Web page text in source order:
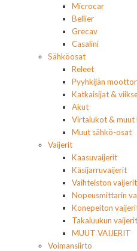
Microcar
Bellier
Grecav
Casalini
Sähköosat
Releet
Pyyhkijän
Katkaisijat &
Akut
Virtalukot & muut
Muut sähkö-osat
Vaijerit
Kaasuvaijerit
Käsijarruvaijerit
Vaihteiston vaijerit
Nopeusmittarin
Konepeiton
Takaluukun vaijerit
MUUT VAIJERIT
Voimansiirto